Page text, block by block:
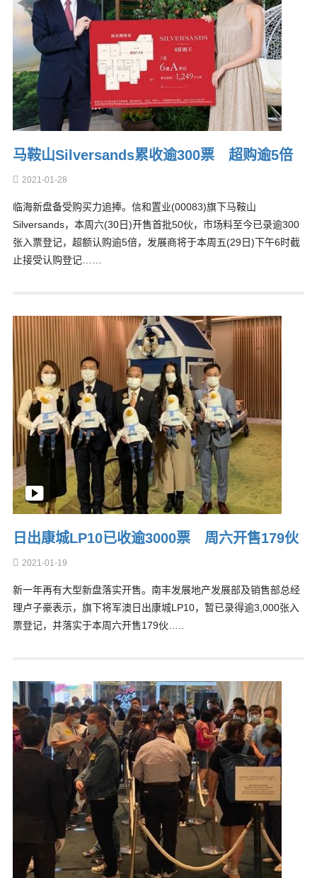
马鞍山Silversands累收逾300票 超购逾5倍
2021-01-28
临海新盘备受购买力追捧。信和置业(00083)旗下马鞍山
Silversands，本周六(30日)开售首批50伙，市场料至今已录逾300
张入票登记，超额认购逾5倍，发展商将于本周五(29日)下午6时截
止接受认购登记……
日出康城LP10已收逾3000票 周六开售179伙
2021-01-19
新一年再有大型新盘落实开售。南丰发展地产发展部及销售部总经
理卢子豪表示，旗下将军澳日出康城LP10，暂已录得逾3,000张入
票登记，并落实于本周六开售179伙…..